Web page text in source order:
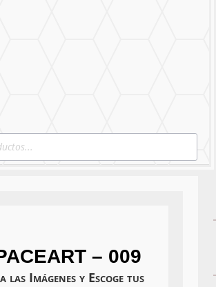
– 009
las Imágenes y Escoge tus